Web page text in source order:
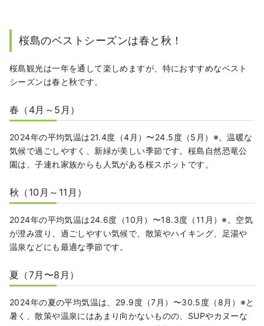
桜島のベストシーズンは春と秋！
桜島観光は一年を通して楽しめますが、特におすすめなベスト
シーズンは春と秋です。
春（4月～5月）
2024年の平均気温は21.4度（4月）〜24.5度（5月）※。温暖な
気候で過ごしやすく、新緑が美しい季節です。桜島自然恐竜公
園は、子連れ家族からも人気がある桜スポットです。
秋（10月～11月）
2024年の平均気温は24.6度（10月）〜18.3度（11月）※。空気
が澄み渡り、過ごしやすい気候で、散策やハイキング、足湯や
温泉などにも最適な季節です。
夏（7月〜8月）
2024年の夏の平均気温は、29.9度（7月）〜30.5度（8月）※と
暑く、散策や温泉にはあまり向かないものの、SUPやカヌーな